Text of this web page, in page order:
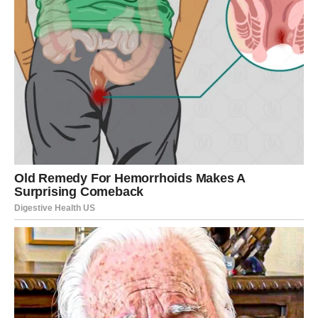
Drugi savjet odnosi se na iskrenost prema sebi i
prepoznavanje vlastitih granica. Pojedinac treba uzeti
trenutak da razmisli o svom stanju i razmotri sve
aktivnosti koje radi, zapitavši se donose li mu te aktivnosti
stvarnu sreću i ispunjenje. Zdrav odnos prema vlastitim
granicama pomaže u održavanju mentalne ravnoteže, što
je ključno za suočavanje s bolešću.